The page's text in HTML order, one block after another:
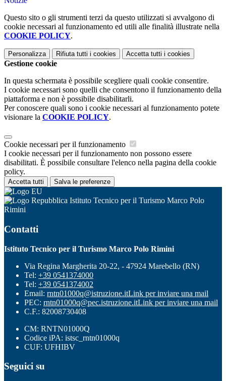
Questo sito o gli strumenti terzi da questo utilizzati si avvalgono di
cookie necessari al funzionamento ed utili alle finalità illustrate nella
COOKIE POLICY.
Personalizza Rifiuta tutti i cookies Accetta tutti i cookies
Gestione cookie
In questa schermata è possibile scegliere quali cookie consentire.
I cookie necessari sono quelli che consentono il funzionamento della
piattaforma e non è possibile disabilitarli.
Per conoscere quali sono i cookie necessari al funzionamento potete
visionare la COOKIE POLICY.
Cookie necessari per il funzionamento
I cookie necessari per il funzionamento non possono essere
disabilitati. È possibile consultare l'elenco nella pagina della cookie
policy.
Accetta tutti Salva le preferenze
Istituto Tecnico per il Turismo Marco Polo
Rimini
Contatti
Istituto Tecnico per il Turismo Marco Polo Rimini
Via Regina Margherita 20-22, - 47924 Marebello (RN)
Tel: +39 0541374000
Tel: +39 0541374002
Email: rntn01000q@istruzione.itLink per inviare una mail
PEC: rntn01000q@pec.istruzione.itLink per inviare una mail
C.F.: 82008730408
CM: RNTN01000Q
Codice iPA: istsc_rntn01000q
CUF: UFHIBV
Seguici su